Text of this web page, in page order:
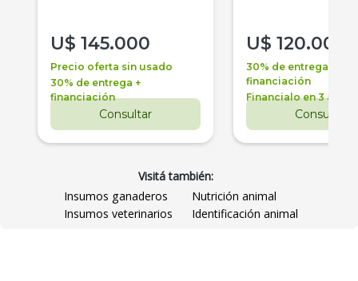
U$ 145.000
Precio oferta sin usado
30% de entrega +
financiación
Consultar
U$ 120.000
30% de entrega +
financiación
Financialo en 3 años
Consultar
Visitá también:
Insumos ganaderos
Nutrición animal
Insumos veterinarios
Identificación animal